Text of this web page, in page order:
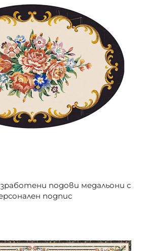
подови медальони с
подпис